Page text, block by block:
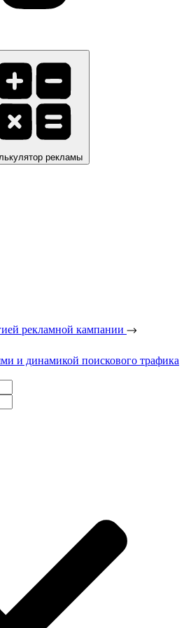
рекламы
рекламной кампании
и динамикой поискового трафика